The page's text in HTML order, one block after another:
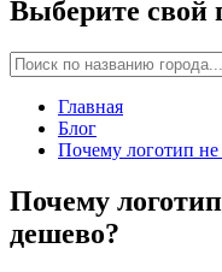
Выберите свой
Главная
Блог
Почему логотип
Почему
дешево?